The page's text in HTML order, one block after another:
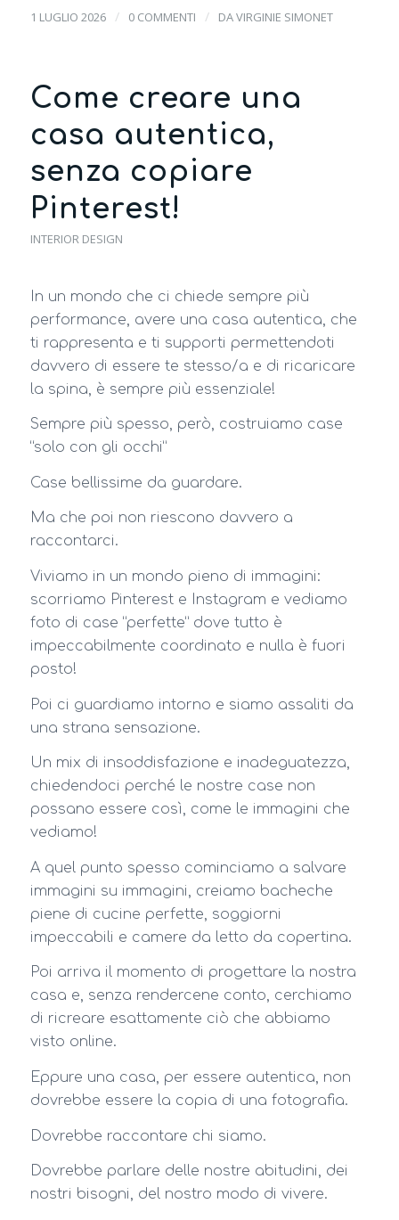
1 LUGLIO 2026 / 0 COMMENTI / DAVIRGINIE SIMONET
Come creare una
casa autentica,
senza copiare
Pinterest!
INTERIOR DESIGN
In un mondo che ci chiede sempre più
performance, avere una casa autentica, che
ti rappresenta e ti supporti permettendoti
davvero di essere te stesso/a e di ricaricare
la spina, è sempre più essenziale!
Sempre più spesso, però, costruiamo case
“solo con gli occhi”
Case bellissime da guardare.
Ma che poi non riescono davvero a
raccontarci.
Viviamo in un mondo pieno di immagini:
scorriamo Pinterest e Instagram e vediamo
foto di case “perfette” dove tutto è
impeccabilmente coordinato e nulla è fuori
posto!
Poi ci guardiamo intorno e siamo assaliti da
una strana sensazione.
Un mix di insoddisfazione e inadeguatezza,
chiedendoci perché le nostre case non
possano essere così, come le immagini che
vediamo!
A quel punto spesso cominciamo a salvare
immagini su immagini, creiamo bacheche
piene di cucine perfette, soggiorni
impeccabili e camere da letto da copertina.
Poi arriva il momento di progettare la nostra
casa e, senza rendercene conto, cerchiamo
di ricreare esattamente ciò che abbiamo
visto online.
Eppure una casa, per essere autentica, non
dovrebbe essere la copia di una fotografia.
Dovrebbe raccontare chi siamo.
Dovrebbe parlare delle nostre abitudini, dei
nostri bisogni, del nostro modo di vivere.